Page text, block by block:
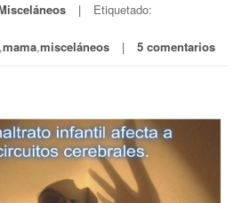
Etiquetado:
,mama,misceláneos 5 comentarios